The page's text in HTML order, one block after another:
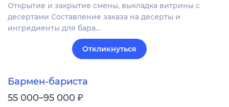
Открытие и закрытие смены, выкладка витрины с
десертами Составление заказа на десерты и
ингредиенты для бара…
Откликнуться
Бармен-бариста
55 000–95 000 ₽